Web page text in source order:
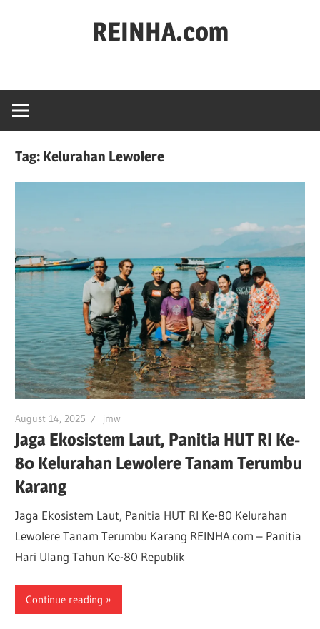
REINHA.com
Tag: Kelurahan Lewolere
August 14, 2025 jmw
Jaga Ekosistem Laut, Panitia HUT RI Ke-
80 Kelurahan Lewolere Tanam Terumbu
Karang
Jaga Ekosistem Laut, Panitia HUT RI Ke-80 Kelurahan
Lewolere Tanam Terumbu Karang REINHA.com – Panitia
Hari Ulang Tahun Ke-80 Republik
Continue reading